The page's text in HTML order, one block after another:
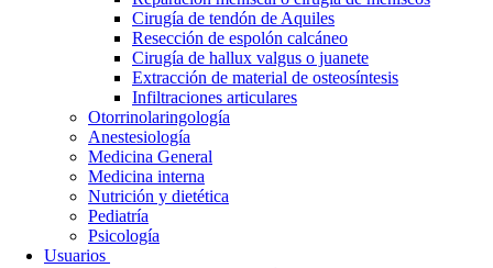
Cirugía de tendón de Aquiles
Resección de espolón calcáneo
Cirugía de hallux valgus o juanete
Extracción de material de osteosíntesis
Infiltraciones articulares
Otorrinolaringología
Anestesiología
Medicina General
Medicina interna
Nutrición y dietética
Pediatría
Psicología
Usuarios